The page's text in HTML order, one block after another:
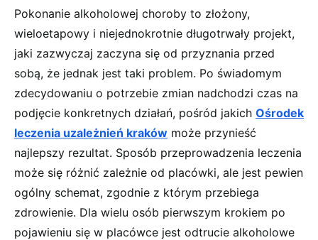
Pokonanie alkoholowej choroby to złożony,
wieloetapowy i niejednokrotnie długotrwały projekt,
jaki zazwyczaj zaczyna się od przyznania przed
sobą, że jednak jest taki problem. Po świadomym
zdecydowaniu o potrzebie zmian nadchodzi czas na
podjęcie konkretnych działań, pośród jakich Ośrodek
leczenia uzależnień kraków może przynieść
najlepszy rezultat. Sposób przeprowadzenia leczenia
może się różnić zależnie od placówki, ale jest pewien
ogólny schemat, zgodnie z którym przebiega
zdrowienie. Dla wielu osób pierwszym krokiem po
pojawieniu się w placówce jest odtrucie alkoholowe